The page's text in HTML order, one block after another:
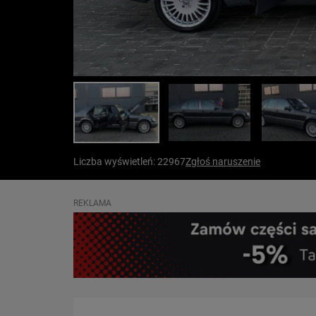
Liczba wyświetleń: 22967Zgłoś naruszenie
REKLAMA